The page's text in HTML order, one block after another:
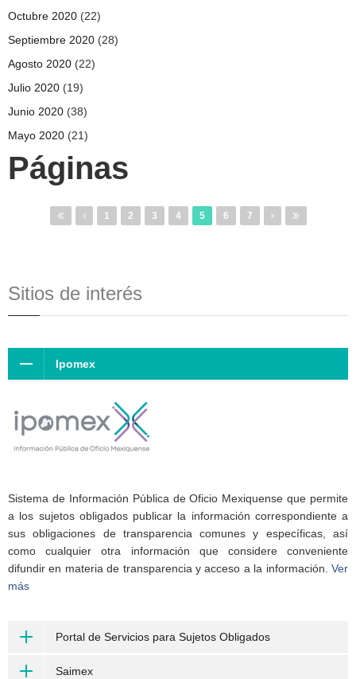
Octubre 2020 (22)
Septiembre 2020 (28)
Agosto 2020 (22)
Julio 2020 (19)
Junio 2020 (38)
Mayo 2020 (21)
Páginas
1 2 3 4 5 6 7
Sitios de interés
Ipomex
Sistema de Información Pública de Oficio Mexiquense que permite
a los sujetos obligados publicar la información correspondiente a
sus obligaciones de transparencia comunes y específicas, así
como cualquier otra información que considere conveniente
difundir en materia de transparencia y acceso a la información. Ver
más
Portal de Servicios para Sujetos Obligados
Saimex